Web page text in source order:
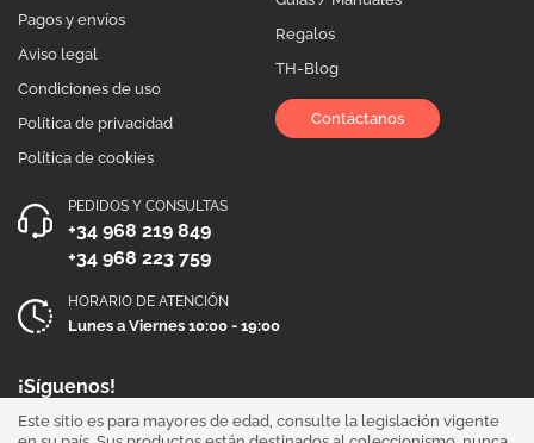
Pagos y envíos
Aviso legal
Condiciones de uso
Política de privacidad
Política de cookies
Regalos
TH-Blog
Contáctanos
PEDIDOS Y CONSULTAS
+34 968 219 849
+34 968 223 759
HORARIO DE ATENCIÓN
Lunes a Viernes 10:00 - 19:00
¡Síguenos!
Este sitio es para mayores de edad, consulte la legislación vigente